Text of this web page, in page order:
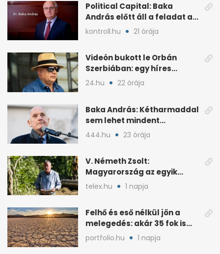
Political Capital: Baka
András előtt áll a feladat az
elnöki tekintélyért
kontroll.hu 21 órája
Videón bukott le Orbán
Szerbiában: egy híres
milliárdossal nyaral
24.hu 22 órája
Baka András: Kétharmaddal
sem lehet mindent
megcsinálni
444.hu 23 órája
V. Németh Zsolt:
Magyarország az egyik
legszegényebb ország
telex.hu 1 napja
Felhő és eső nélkül jön a
melegedés: akár 35 fok is
lehet vasárnap
portfolio.hu 1 napja